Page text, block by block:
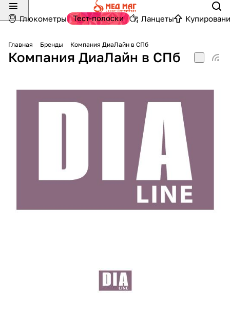
Глюкометры Тест-полоски Ланцеты
Главная Бренды Компания ДиаЛайн в СПб
Компания ДиаЛайн в СПб